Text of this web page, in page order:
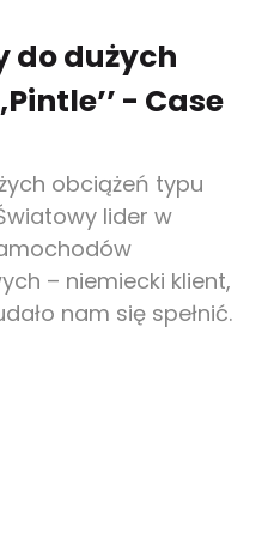
do dużych
- Case
obciążeń typu
lider w
– niemiecki klient,
nam się spełnić.